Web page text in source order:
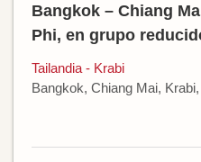
Bangkok – Chiang
Phi, en grupo
Tailandia - Krabi
Bangkok, Chiang Mai,